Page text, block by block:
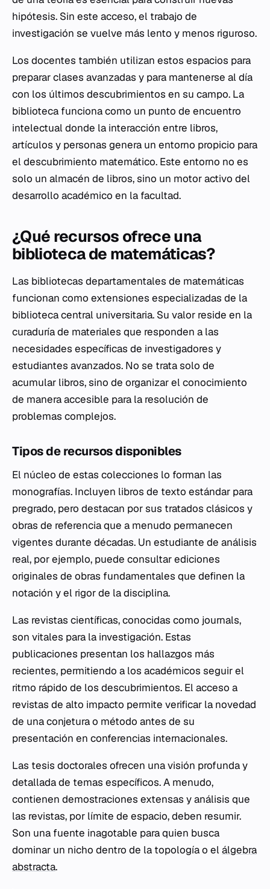
hipótesis. Sin este acceso, el trabajo de
investigación se vuelve más lento y menos riguroso.
Los docentes también utilizan estos espacios para
preparar clases avanzadas y para mantenerse al día
con los últimos descubrimientos en su campo. La
biblioteca funciona como un punto de encuentro
intelectual donde la interacción entre libros,
artículos y personas genera un entorno propicio para
el descubrimiento matemático. Este entorno no es
solo un almacén de libros, sino un motor activo del
desarrollo académico en la facultad.
¿Qué recursos ofrece una
biblioteca de matemáticas?
Las bibliotecas departamentales de matemáticas
funcionan como extensiones especializadas de la
biblioteca central universitaria. Su valor reside en la
curaduría de materiales que responden a las
necesidades específicas de investigadores y
estudiantes avanzados. No se trata solo de
acumular libros, sino de organizar el conocimiento
de manera accesible para la resolución de
problemas complejos.
Tipos de recursos disponibles
El núcleo de estas colecciones lo forman las
monografías. Incluyen libros de texto estándar para
pregrado, pero destacan por sus tratados clásicos y
obras de referencia que a menudo permanecen
vigentes durante décadas. Un estudiante de análisis
real, por ejemplo, puede consultar ediciones
originales de obras fundamentales que definen la
notación y el rigor de la disciplina.
Las revistas científicas, conocidas como journals,
son vitales para la investigación. Estas
publicaciones presentan los hallazgos más
recientes, permitiendo a los académicos seguir el
ritmo rápido de los descubrimientos. El acceso a
revistas de alto impacto permite verificar la novedad
de una conjetura o método antes de su
presentación en conferencias internacionales.
Las tesis doctorales ofrecen una visión profunda y
detallada de temas específicos. A menudo,
contienen demostraciones extensas y análisis que
las revistas, por límite de espacio, deben resumir.
Son una fuente inagotable para quien busca
dominar un nicho dentro de la topología o elálgebra
abstracta.